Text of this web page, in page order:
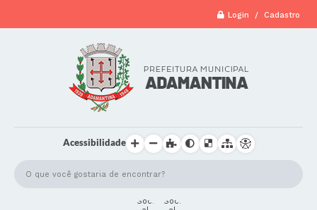
Login / Cadastro
Acessibilidade